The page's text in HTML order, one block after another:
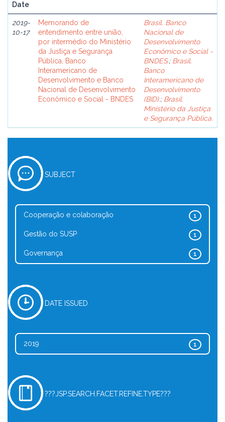
Date
2019-
10-17
Memorando de
entendimento entre união,
por intermédio do Ministério
da Justiça e Segurança
Pública, Banco
Interamericano de
Desenvolvimento e Banco
Nacional de Desenvolvimento
Econômico e Social - BNDES
Brasil. Banco
Nacional de
Desenvolvimento
Econômico e Social -
BNDES.; Brasil.
Banco
Interamericano de
Desenvolvimento
(BID).; Brasil.
Ministério da Justiça
e Segurança Pública.
SUBJECT
1
Cooperação e colaboração
1
Gestão do SUSP
1
Governança
DATE ISSUED
1
2019
???JSP.SEARCH.FACET.REFINE.TYPE???